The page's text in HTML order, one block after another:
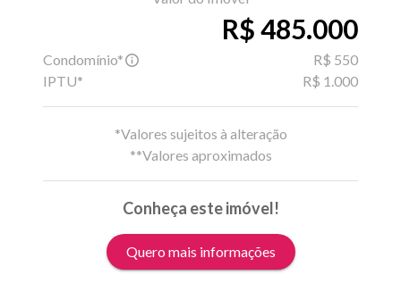
R$ 485.000
Condomínio*
R$ 550
IPTU*
R$ 1.000
*Valores sujeitos à alteração
**Valores aproximados
Conheça este imóvel!
Quero mais informações